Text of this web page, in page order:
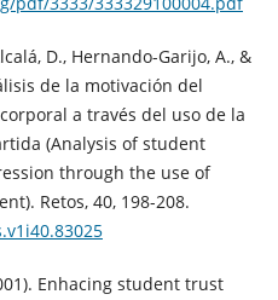
D., Hernando-Garijo, A., &
de la motivación del
a través del uso de la
(Analysis of student
through the use of
Retos, 40, 198-208.
Enhacing student trust